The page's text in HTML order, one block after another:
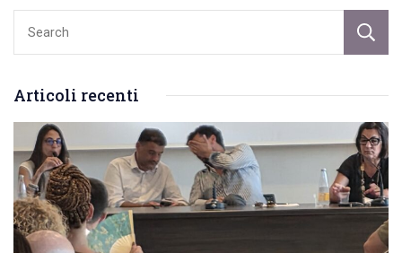
Articoli recenti